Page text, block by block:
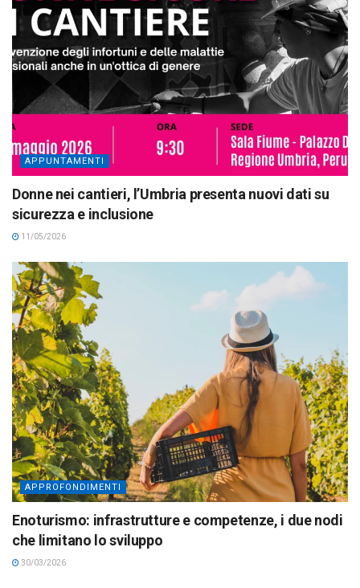
APPUNTAMENTI
Donne nei cantieri, l’Umbria presenta nuovi dati su
sicurezza e inclusione
11/05/2026
APPROFONDIMENTI
Enoturismo: infrastrutture e competenze, i due nodi
che limitano lo sviluppo
30/03/2026